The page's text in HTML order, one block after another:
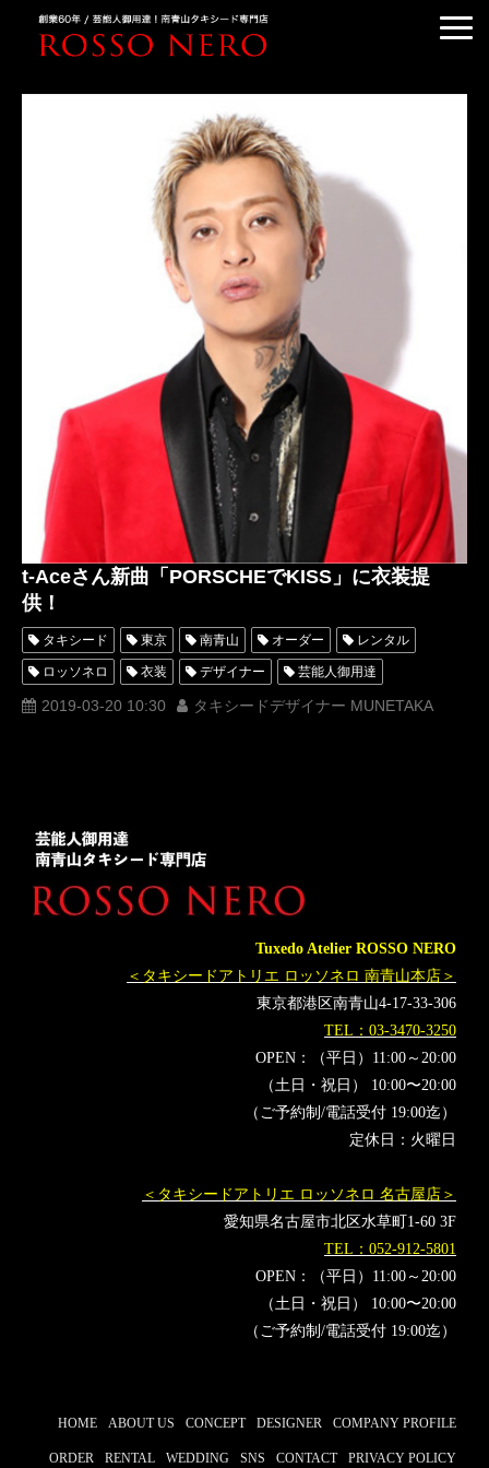
TUXEDO RENTAL
TUXEDO RANKING
KIMONO DRESS
CUSTOMER'S VOICE
COLUMN &BLOG
ABOUT US
ACCESS
t-Aceさん新曲「PORSCHEでKISS」に衣装提
供！
タキシード 東京 南青山 オーダー レンタル
ロッソネロ 衣装 デザイナー 芸能人御用達
MUNETAKA t-Ace PORSCHEでKISS ポルシェでキス
2019-03-20 10:30 タキシードデザイナー MUNETAKA
Tuxedo Atelier ROSSO NERO
＜タキシードアトリエ ロッソネロ 南青山本店＞
東京都港区南青山4-17-33-306
TEL：03-3470-3250
OPEN：（平日）11:00～20:00
（土日・祝日） 10:00〜20:00
（ご予約制/電話受付 19:00迄）
定休日：火曜日
＜タキシードアトリエ ロッソネロ 名古屋店＞
愛知県名古屋市北区水草町1-60 3F
TEL：052-912-5801
OPEN：（平日）11:00～20:00
（土日・祝日） 10:00〜20:00
（ご予約制/電話受付 19:00迄）
HOME ABOUT US CONCEPT DESIGNER COMPANY PROFILE
ORDER RENTAL WEDDING SNS CONTACT PRIVACY POLICY